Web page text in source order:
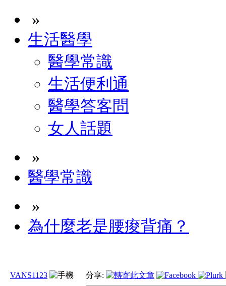
»
生活醫學
醫學常識
生活便利通
醫學答客問
女人話題
»
醫學常識
»
為什麼老是腰痠背痛？
VANS1123 分享: